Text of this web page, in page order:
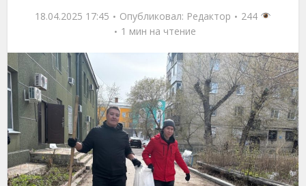
18.04.2025 17:45 Опубликовал: Редактор
244
1 мин на чтение